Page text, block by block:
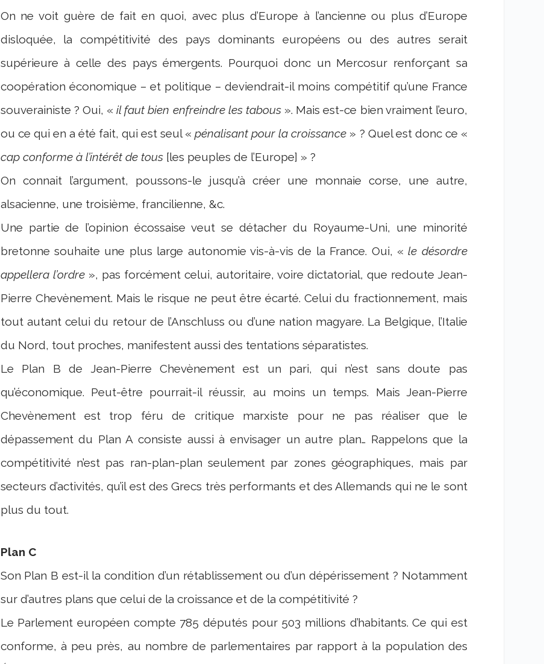
On ne voit guère de fait en quoi, avec plus d’Europe à l’ancienne ou plus d’Europe
disloquée, la compétitivité des pays dominants européens ou des autres serait
supérieure à celle des pays émergents. Pourquoi donc un Mercosur renforçant sa
coopération économique – et politique – deviendrait-il moins compétitif qu’une France
souverainiste ? Oui, « il faut bien enfreindre les tabous ». Mais est-ce bien vraiment l’euro,
ou ce qui en a été fait, qui est seul «pénalisant pour la croissance » ? Quel est donc ce «
cap conforme à l’intérêt de tous [les peuples de l’Europe] » ?
On connait l’argument, poussons-le jusqu’à créer une monnaie corse, une autre,
alsacienne, une troisième, francilienne, &c.
Une partie de l’opinion écossaise veut se détacher du Royaume-Uni, une minorité
bretonne souhaite une plus large autonomie vis-à-vis de la France. Oui, «le désordre
appellera l’ordre», pas forcément celui, autoritaire, voire dictatorial, que redoute Jean-
Pierre Chevènement. Mais le risque ne peut être écarté. Celui du fractionnement, mais
tout autant celui du retour de l’Anschluss ou d’une nation magyare. La Belgique, l’Italie
du Nord, tout proches, manifestent aussi des tentations séparatistes.
Le Plan B de Jean-Pierre Chevènement est un pari, qui n’est sans doute pas
qu’économique. Peut-être pourrait-il réussir, au moins un temps. Mais Jean-Pierre
Chevènement est trop féru de critique marxiste pour ne pas réaliser que le
dépassement du Plan A consiste aussi à envisager un autre plan… Rappelons que la
compétitivité n’est pas ran-plan-plan seulement par zones géographiques, mais par
secteurs d’activités, qu’il est des Grecs très performants et des Allemands qui ne le sont
plus du tout.
Plan C
Son Plan B est-il la condition d’un rétablissement ou d’un dépérissement ? Notamment
sur d’autres plans que celui de la croissance et de la compétitivité ?
Le Parlement européen compte 785 députés pour 503 millions d’habitants. Ce qui est
conforme, à peu près, au nombre de parlementaires par rapport à la population des